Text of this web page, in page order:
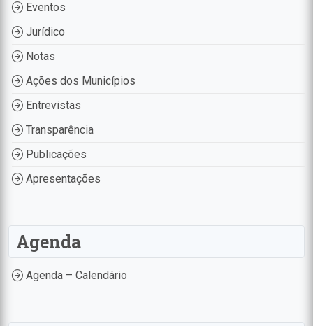
Eventos
Jurídico
Notas
Ações dos Municípios
Entrevistas
Transparência
Publicações
Apresentações
Agenda
Agenda – Calendário